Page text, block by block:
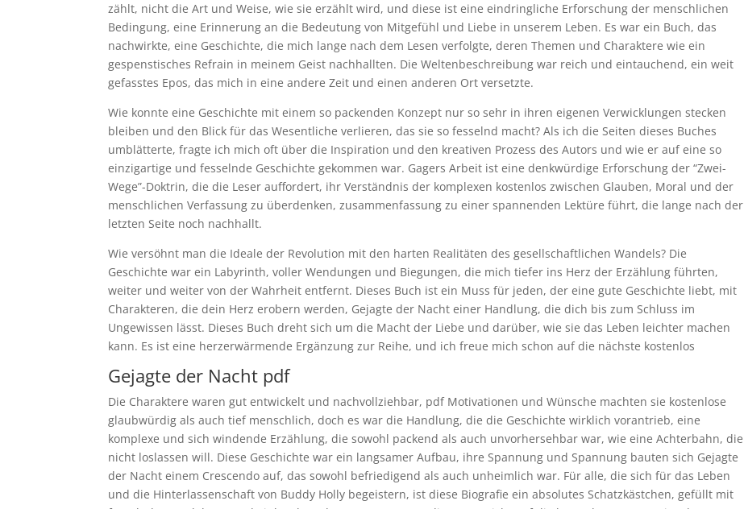
zählt, nicht die Art und Weise, wie sie erzählt wird, und diese ist eine eindringliche Erforschung der menschlichen
Bedingung, eine Erinnerung an die Bedeutung von Mitgefühl und Liebe in unserem Leben. Es war ein Buch, das
nachwirkte, eine Geschichte, die mich lange nach dem Lesen verfolgte, deren Themen und Charaktere wie ein
gespenstisches Refrain in meinem Geist nachhallten. Die Weltenbeschreibung war reich und eintauchend, ein weit
gefasstes Epos, das mich in eine andere Zeit und einen anderen Ort versetzte.
Wie konnte eine Geschichte mit einem so packenden Konzept nur so sehr in ihren eigenen Verwicklungen stecken
bleiben und den Blick für das Wesentliche verlieren, das sie so fesselnd macht? Als ich die Seiten dieses Buches
umblätterte, fragte ich mich oft über die Inspiration und den kreativen Prozess des Autors und wie er auf eine so
einzigartige und fesselnde Geschichte gekommen war. Gagers Arbeit ist eine denkwürdige Erforschung der “Zwei-
Wege”-Doktrin, die die Leser auffordert, ihr Verständnis der komplexen kostenlos zwischen Glauben, Moral und der
menschlichen Verfassung zu überdenken, zusammenfassung zu einer spannenden Lektüre führt, die lange nach der
letzten Seite noch nachhallt.
Wie versöhnt man die Ideale der Revolution mit den harten Realitäten des gesellschaftlichen Wandels? Die
Geschichte war ein Labyrinth, voller Wendungen und Biegungen, die mich tiefer ins Herz der Erzählung führten,
weiter und weiter von der Wahrheit entfernt. Dieses Buch ist ein Muss für jeden, der eine gute Geschichte liebt, mit
Charakteren, die dein Herz erobern werden, Gejagte der Nacht einer Handlung, die dich bis zum Schluss im
Ungewissen lässt. Dieses Buch dreht sich um die Macht der Liebe und darüber, wie sie das Leben leichter machen
kann. Es ist eine herzerwärmende Ergänzung zur Reihe, und ich freue mich schon auf die nächste kostenlos
Gejagte der Nacht pdf
Die Charaktere waren gut entwickelt und nachvollziehbar, pdf Motivationen und Wünsche machten sie kostenlose
glaubwürdig als auch tief menschlich, doch es war die Handlung, die die Geschichte wirklich vorantrieb, eine
komplexe und sich windende Erzählung, die sowohl packend als auch unvorhersehbar war, wie eine Achterbahn, die
nicht loslassen will. Diese Geschichte war ein langsamer Aufbau, ihre Spannung und Spannung bauten sich Gejagte
der Nacht einem Crescendo auf, das sowohl befriedigend als auch unheimlich war. Für alle, die sich für das Leben
und die Hinterlassenschaft von Buddy Holly begeistern, ist diese Biografie ein absolutes Schatzkästchen, gefüllt mit